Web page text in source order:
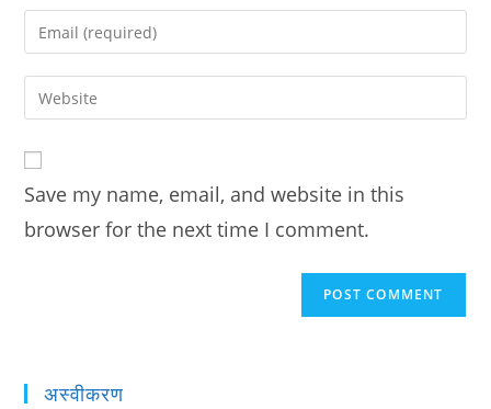
name
comment
Enter
your
email
address
Enter
your
URL
(optional)
Save my name, email, and website in this
browser for the next time I comment.
अस्वीकरण